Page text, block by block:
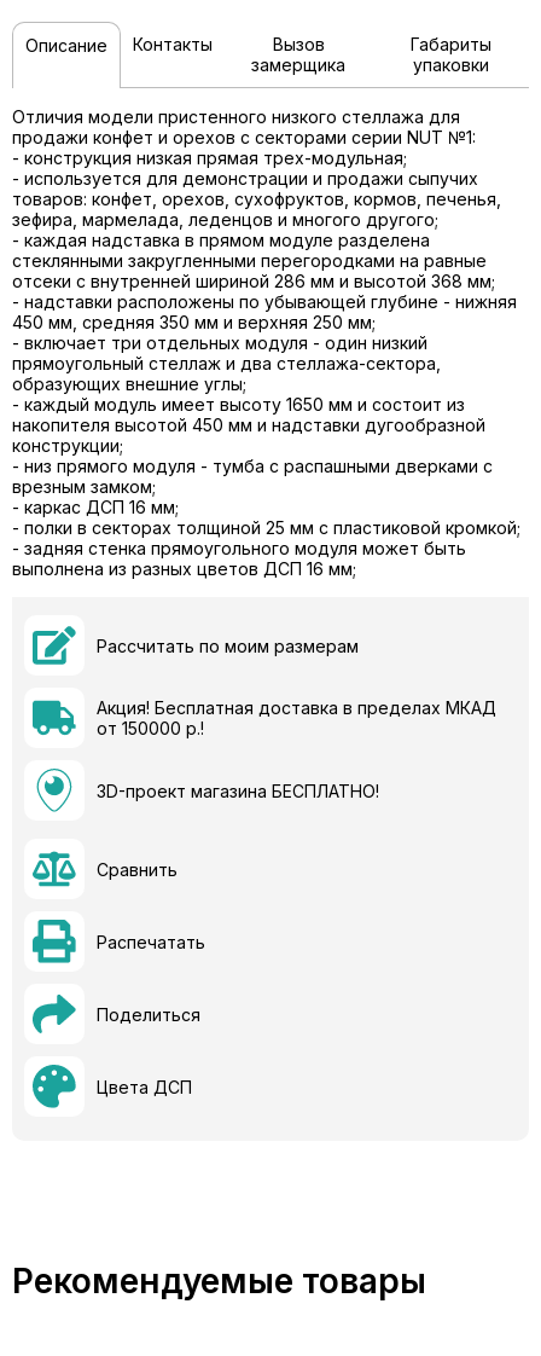
Описание Контакты
Вызов
замерщика
Габариты
упаковки
Отличия модели пристенного низкого стеллажа для
продажи конфет и орехов с секторами серии NUT №1:
- конструкция низкая прямая трех-модульная;
- используется для демонстрации и продажи сыпучих
товаров: конфет, орехов, сухофруктов, кормов, печенья,
зефира, мармелада, леденцов и многого другого;
- каждая надставка в прямом модуле разделена
стеклянными закругленными перегородками на равные
отсеки с внутренней шириной 286 мм и высотой 368 мм;
- надставки расположены по убывающей глубине - нижняя
450 мм, средняя 350 мм и верхняя 250 мм;
- включает три отдельных модуля - один низкий
прямоугольный стеллаж и два стеллажа-сектора,
образующих внешние углы;
- каждый модуль имеет высоту 1650 мм и состоит из
накопителя высотой 450 мм и надставки дугообразной
конструкции;
- низ прямого модуля - тумба с распашными дверками с
врезным замком;
- каркас ДСП 16 мм;
- полки в секторах толщиной 25 мм с пластиковой кромкой;
- задняя стенка прямоугольного модуля может быть
выполнена из разных цветов ДСП 16 мм;
Рассчитать по моим размерам
Акция! Бесплатная доставка в пределах МКАД
от 150000 р.!
3D-проект магазина БЕСПЛАТНО!
Сравнить
Распечатать
Поделиться
Цвета ДСП
Рекомендуемые товары